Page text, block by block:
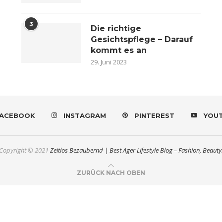
3
Die richtige
Gesichtspflege – Darauf
kommt es an
29. Juni 2023
INSTAGRAM PINTEREST
Copyright © 2021 Zeitlos Bezaubernd | Best Ager Lifestyle Blog – Fashion, Beauty.
ZURÜCK NACH OBEN